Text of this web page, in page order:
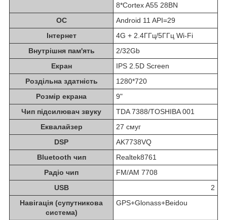
8*Cortex A55 28BN
ОС
Android 11 API=29
Інтернет
4G + 2.4ГГц/5ГГц Wi-Fi
Внутрішня пам'ять
2/32Gb
Екран
IPS 2.5D Screen
Роздільна здатність
1280*720
Розмір екрана
9"
Чип підсилювач звуку
TDA 7388/TOSHIBA 001
Еквалайзер
27 смуг
DSP
AK7738VQ
Bluetooth чип
Realtek8761
Радіо чип
FM/AM 7708
USB
2
Навігація (супутникова
система)
GPS+Glonass+Beidou